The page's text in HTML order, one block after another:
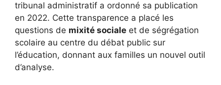
tribunal administratif a ordonné sa publication
en 2022. Cette transparence a placé les
questions de mixité sociale et de ségrégation
scolaire au centre du débat public sur
l’éducation, donnant aux familles un nouvel outil
d’analyse.